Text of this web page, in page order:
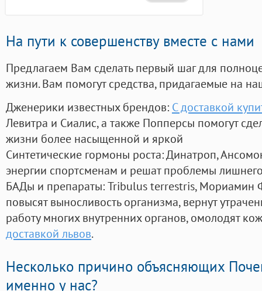
На пути к совершенству вместе с нами
Предлагаем Вам сделать первый шаг для
жизни. Вам помогут средства, придагаемые на
Дженерики известных брендов: С доставкой
Левитра и Сиалис, а также Попперсы помогут
жизни более насыщенной и яркой
Синтетические гормоны роста: Динатроп,
энергии спортсменам и решат проблемы
БАДы и препараты:Tribulus terrestris, Мориамин
повысят выносливость организма, вернут
работу многих внутренних органов, омолодят
доставкой львов.
Несколько причино объясняющих
именно у нас?